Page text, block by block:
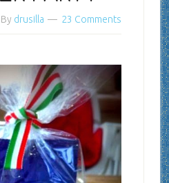
By drusilla 23 Comments